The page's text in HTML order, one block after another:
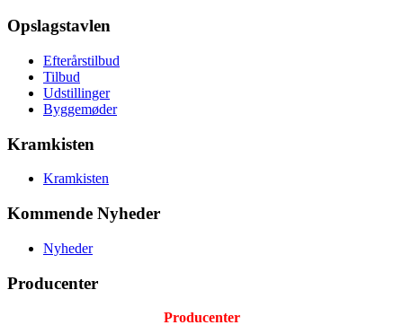
Opslagstavlen
Efterårstilbud
Tilbud
Udstillinger
Byggemøder
Kramkisten
Kramkisten
Kommende Nyheder
Nyheder
Producenter
Producenter